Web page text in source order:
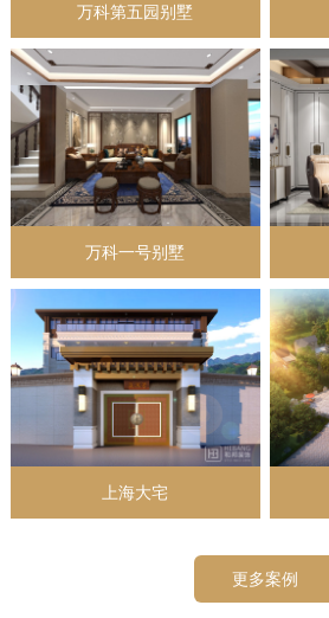
万科第五园别墅
万科一号别墅
上海大宅
更多案例